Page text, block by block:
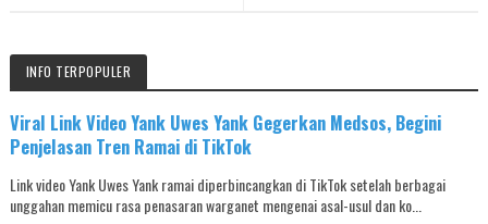
INFO TERPOPULER
Viral Link Video Yank Uwes Yank Gegerkan Medsos, Begini
Penjelasan Tren Ramai di TikTok
Link video Yank Uwes Yank ramai diperbincangkan di TikTok setelah berbagai
unggahan memicu rasa penasaran warganet mengenai asal-usul dan ko...